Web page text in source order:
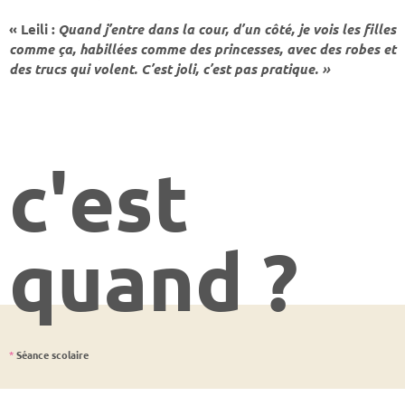
« Leili : Quand j’entre dans la cour, d’un côté, je vois les filles
comme ça, habillées comme des princesses, avec des robes et
des trucs qui volent. C’est joli, c’est pas pratique. »
c'est
quand ?
*Séance scolaire